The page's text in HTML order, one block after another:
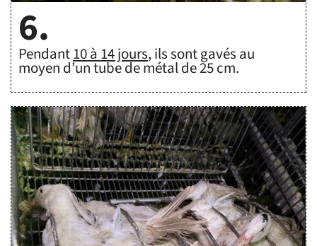
6.
Pendant10 à 14 jours, ils sont gavés au
moyen d’un tube de métal de 25 cm.